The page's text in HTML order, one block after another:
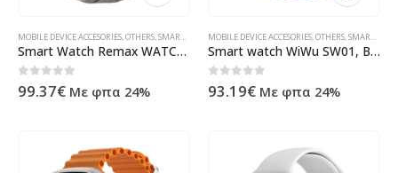
MOBILE DEVICE ACCESORIES OTHERS SMART WATCHES ,ΠΡΟΪΌΝΤΑ ΠΛΗΡΟΦΟΡΙΚΉΣ - ΚΙΝΗΤΉΣ
Smart Watch Remax WATCH18, Silver – 73097
0out of 5
99.37€ Με φπα 24%
MOBILE DEVICE ACCESORIES OTHERS SMART WATCHES
Smart watch WiWu SW01, Blue – 73092
0out of 5
93.19€ Με φπα 24%